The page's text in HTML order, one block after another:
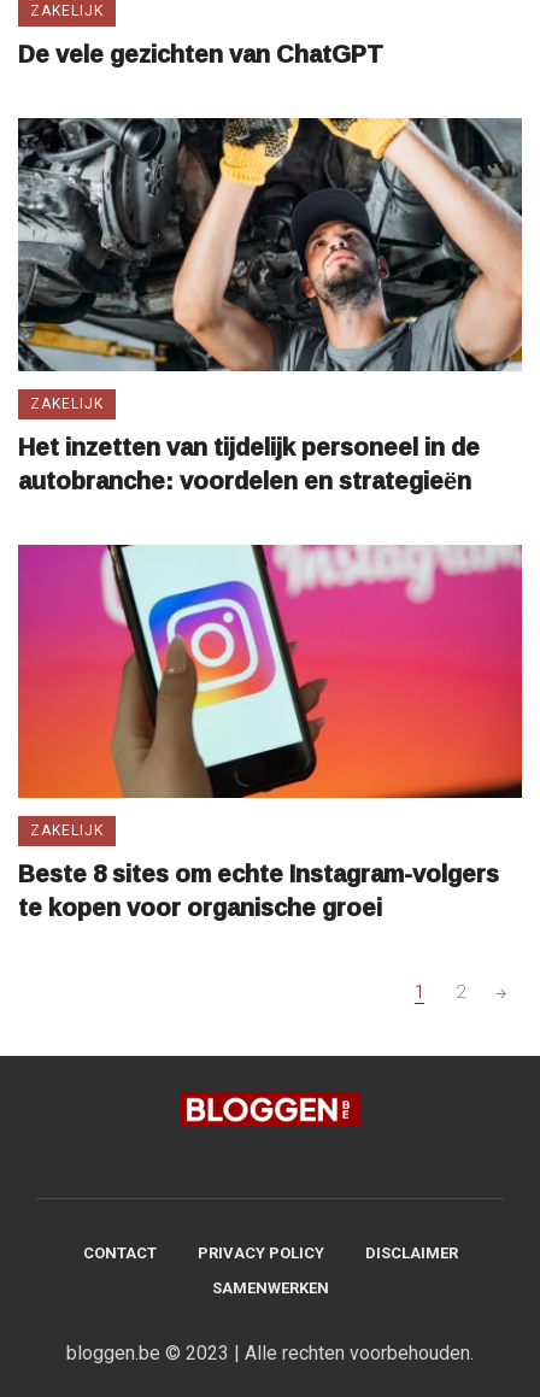
ZAKELIJK
De vele gezichten van ChatGPT
ZAKELIJK
Het inzetten van tijdelijk personeel in de
autobranche: voordelen en strategieën
ZAKELIJK
Beste 8 sites om echte Instagram-volgers
te kopen voor organische groei
1 2
CONTACT PRIVACY POLICY
DISCLAIMER
SAMENWERKEN
bloggen.be © 2023 | Alle rechten voorbehouden.